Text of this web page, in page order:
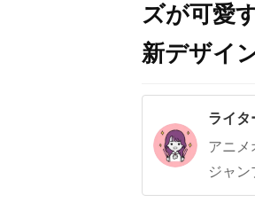
ズが可愛
新デザイ
ライタ
アニメ
ジャン